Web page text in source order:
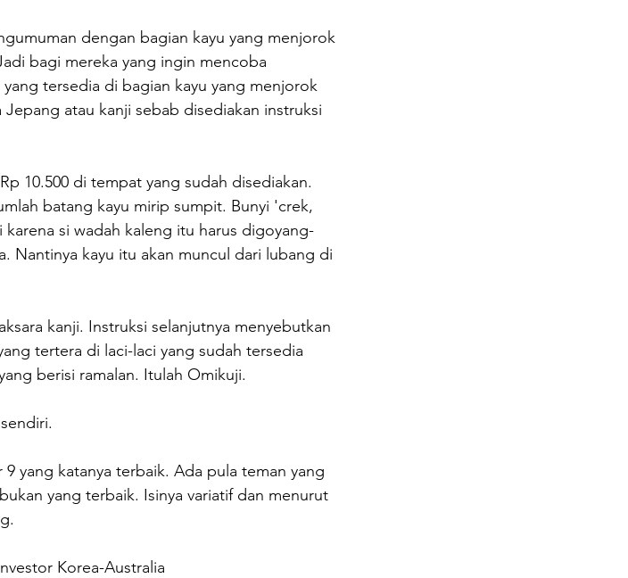
dengan bagian kayu yang menjorok
bagi mereka yang ingin mencoba
tersedia di bagian kayu yang menjorok
atau kanji sebab disediakan instruksi
10.500 di tempat yang sudah disediakan.
batang kayu mirip sumpit. Bunyi 'crek,
si wadah kaleng itu harus digoyang-
Nantinya kayu itu akan muncul dari lubang di
kanji. Instruksi selanjutnya menyebutkan
tertera di laci-laci yang sudah tersedia
berisi ramalan. Itulah Omikuji.
yang katanya terbaik. Ada pula teman yang
yang terbaik. Isinya variatif dan menurut
Korea-Australia